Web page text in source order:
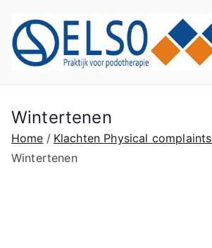
naar
de
inhoud
Wintertenen
Home Klachten Physical complaints
Wintertenen